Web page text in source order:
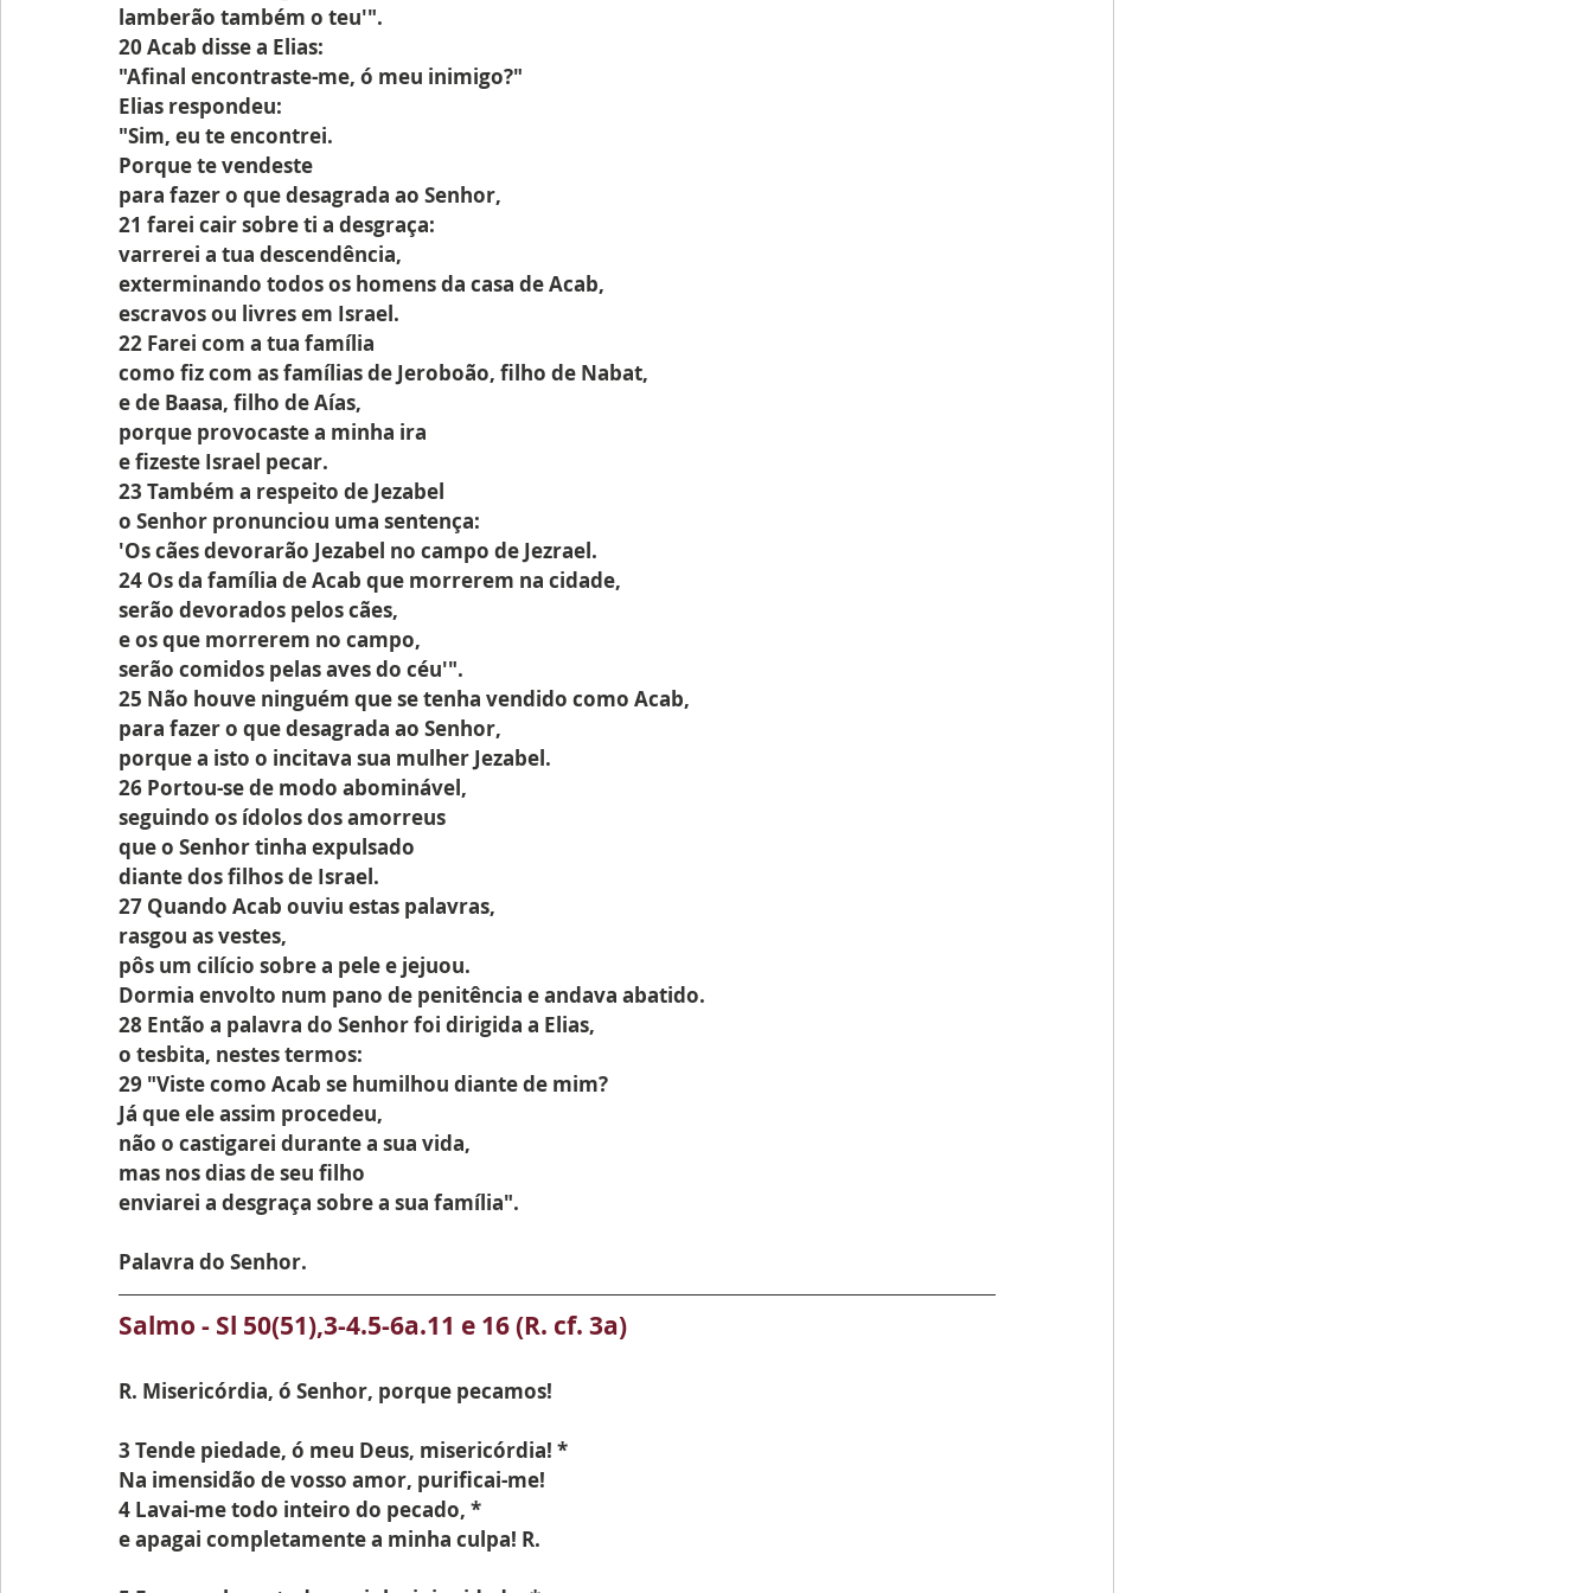
lamberão também o teu'".
20 Acab disse a Elias:
"Afinal encontraste-me, ó meu inimigo?"
Elias respondeu:
"Sim, eu te encontrei.
Porque te vendeste
para fazer o que desagrada ao Senhor,
21 farei cair sobre ti a desgraça:
varrerei a tua descendência,
exterminando todos os homens da casa de Acab,
escravos ou livres em Israel.
22 Farei com a tua família
como fiz com as famílias de Jeroboão, filho de Nabat,
e de Baasa, filho de Aías,
porque provocaste a minha ira
e fizeste Israel pecar.
23 Também a respeito de Jezabel
o Senhor pronunciou uma sentença:
'Os cães devorarão Jezabel no campo de Jezrael.
24 Os da família de Acab que morrerem na cidade,
serão devorados pelos cães,
e os que morrerem no campo,
serão comidos pelas aves do céu'".
25 Não houve ninguém que se tenha vendido como Acab,
para fazer o que desagrada ao Senhor,
porque a isto o incitava sua mulher Jezabel.
26 Portou-se de modo abominável,
seguindo os ídolos dos amorreus
que o Senhor tinha expulsado
diante dos filhos de Israel.
27 Quando Acab ouviu estas palavras,
rasgou as vestes,
pôs um cilício sobre a pele e jejuou.
Dormia envolto num pano de penitência e andava abatido.
28 Então a palavra do Senhor foi dirigida a Elias,
o tesbita, nestes termos:
29 "Viste como Acab se humilhou diante de mim?
Já que ele assim procedeu,
não o castigarei durante a sua vida,
mas nos dias de seu filho
enviarei a desgraça sobre a sua família".
Palavra do Senhor.
Salmo - Sl 50(51),3-4.5-6a.11 e 16 (R. cf. 3a)
R. Misericórdia, ó Senhor, porque pecamos!
3 Tende piedade, ó meu Deus, misericórdia! *
Na imensidão de vosso amor, purificai-me!
4 Lavai-me todo inteiro do pecado, *
e apagai completamente a minha culpa! R.